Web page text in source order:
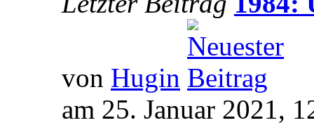
von Hugin
am 25. Januar 2021,